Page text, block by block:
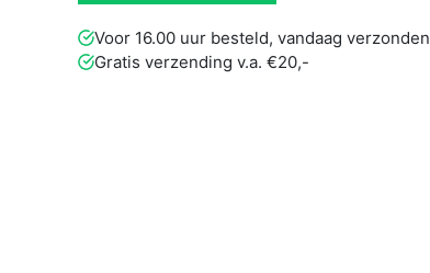
Voor 16.00 uur besteld, vandaag verzonden
Gratis verzending v.a. €20,-